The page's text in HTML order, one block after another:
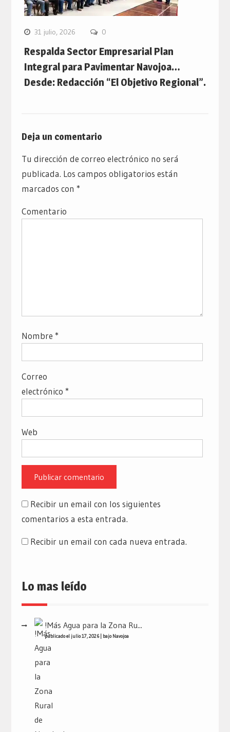
31 julio, 2026 0
Respalda Sector Empresarial Plan
Integral para Pavimentar Navojoa…
Desde: Redacción “El Objetivo Regional”.
Deja un comentario
Tu dirección de correo electrónico no será
publicada. Los campos obligatorios están
marcados con *
Comentario
Nombre *
Correo
electrónico *
Web
Recibir un email con los siguientes
comentarios a esta entrada.
Recibir un email con cada nueva entrada.
Lo mas leído
!Más Agua para la Zona Ru...
publicado el julio 17, 2026| bajo Navojoa